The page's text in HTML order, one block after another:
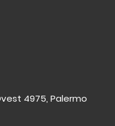
4975, Palermo